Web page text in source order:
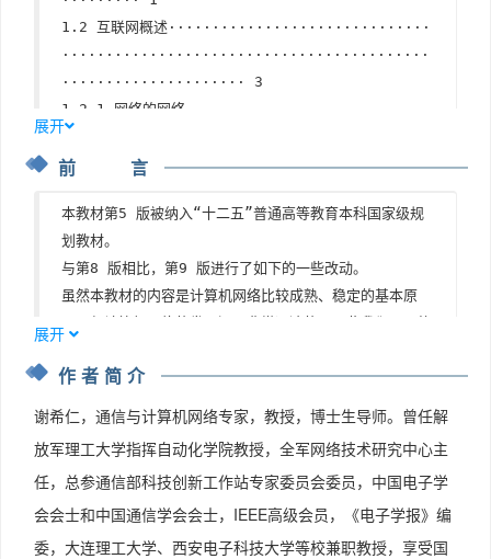
1.2 互联网概述······························
··········································
····················· 3
1.2.1 网络的网络····························
·················· 3
··········································
·········· 5
1.2.3 互联网的标准化工作·····················
··········································
··············· 7
··········································
···················· 8
1.3.1 互联网的边缘部分·······················
················ 9
1.3.2 互联网的核心部分·······················
··········································
展开
前 言
本教材第5 版被纳入“十二五”普通高等教育本科国家级规
划教材。
与第8 版相比，第9 版进行了如下的一些改动。
虽然本教材的内容是计算机网络比较成熟、稳定的基本原
C 文档都尽可能更新到最新的版本。
由于IPv6 在我国已迅速普及，因此在第4 章“网络层”中
6 网络与IPv4 网络的通信问题，都进行了更加深入的讨
论。第8 版曾把DHCP 放在应用层讨论，但把DHCP 移到
网络层讨论可以帮助读者更好地掌握有关IP 地址的配置问
题，因此现在把有关DHCP 的内容放入第4 章“网络层”。
展开
作者简介
谢希仁，通信与计算机网络专家，教授，博士生导师。曾任解
放军理工大学指挥自动化学院教授，全军网络技术研究中心主
任，总参通信部科技创新工作站专家委员会委员，中国电子学
会会士和中国通信学会会士，IEEE高级会员，《电子学报》编
委，大连理工大学、西安电子科技大学等校兼职教授，享受国